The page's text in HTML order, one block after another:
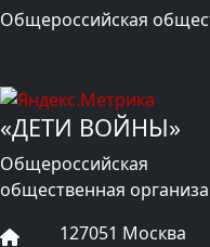
Общероссийская
«ДЕТИ ВОЙНЫ»
Общероссийская
общественная
127051 Москва